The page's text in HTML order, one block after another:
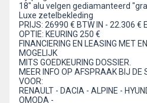
18" alu velgen gediamanteerd
Luxe zetelbekleding
PRIJS: 26990 € BTW IN - 22.306 €
OPTIE: KEURING 250 €
FINANCIERING EN LEASING MET
MOGELIJK
MITS GOEDKEURING DOSSIER.
MEER INFO OP AFSPRAAK BIJ DE
VOOR:
RENAULT - DACIA - ALPINE -
OMODA -